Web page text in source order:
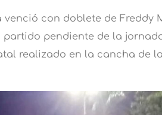
venció con doblete de Freddy
partido pendiente de la
realizado en la cancha de